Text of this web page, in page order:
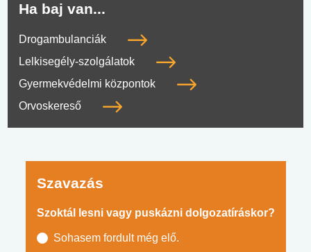
Ha baj van...
Drogambulanciák
Lelkisegély-szolgálatok
Gyermekvédelmi központok
Orvoskereső
Szavazás
Szoktál lesni vagy puskázni dolgozatíráskor?
Sohasem fordult még elő.